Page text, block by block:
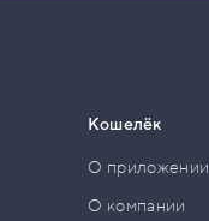
Кошелёк
О приложении
О компании